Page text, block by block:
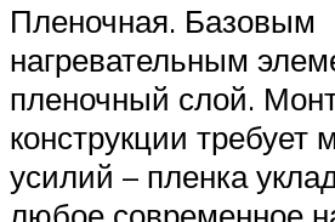
Пленочная. Базовым
нагревательным
пленочный слой.
конструкции требует
усилий – пленка